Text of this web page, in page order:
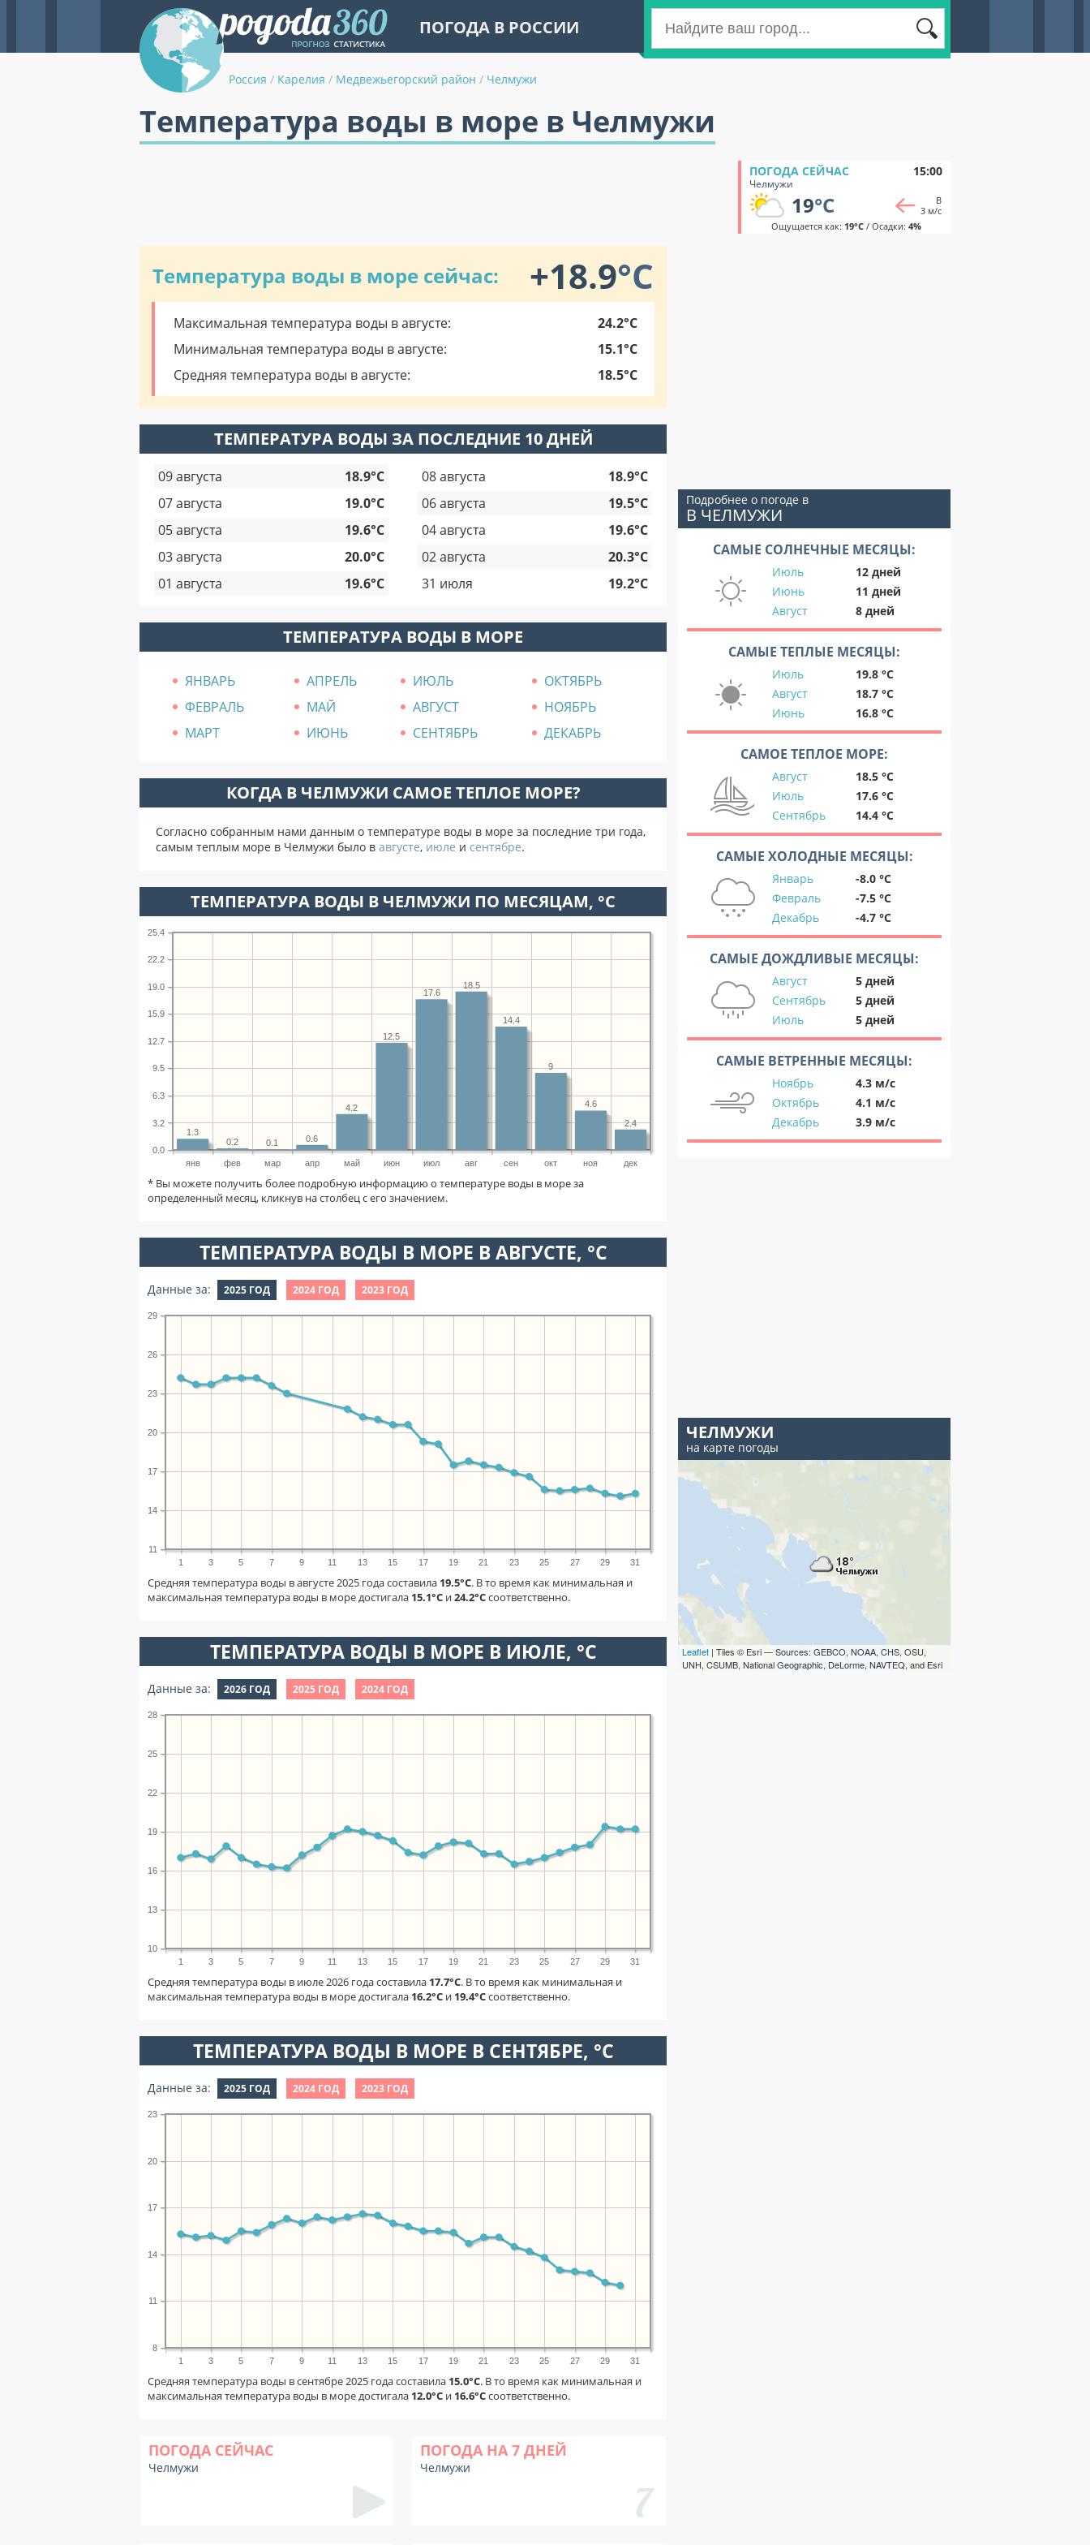
ПОГОДА В РОССИИ
Россия / Карелия / Медвежьегорский район / Челмужи
Температура воды в море в Челмужи
ПОГОДА СЕЙЧАС 15:00
Челмужи
19°C
В
3 м/с
Ощущается как: 19°C/ Осадки: 4%
Температура воды в море сейчас: +18.9°C
Максимальная температура воды в августе:
24.2°C
Минимальная температура воды в августе:
15.1°C
Средняя температура воды в августе:
18.5°C
ТЕМПЕРАТУРА ВОДЫ ЗА ПОСЛЕДНИЕ 10 ДНЕЙ
09 августа 18.9°C 08 августа
18.9°C
07 августа
19.0°C 06 августа
19.5°C
05 августа
19.6°C 04 августа
19.6°C
03 августа
20.0°C 02 августа
20.3°C
01 августа
19.6°C 31 июля 19.2°C
ТЕМПЕРАТУРА ВОДЫ В МОРЕ
ЯНВАРЬ АПРЕЛЬ ИЮЛЬ
ОКТЯБРЬ
ФЕВРАЛЬ
МАЙ АВГУСТ
НОЯБРЬ
МАРТ
ИЮНЬ СЕНТЯБРЬ ДЕКАБРЬ
КОГДА В ЧЕЛМУЖИ САМОЕ ТЕПЛОЕ МОРЕ?
Согласно собранным нами данным о температуре воды в море за последние три года,
самым теплым море в Челмужи было в августе, июле и сентябре.
ТЕМПЕРАТУРА ВОДЫ В ЧЕЛМУЖИ ПО МЕСЯЦАМ, °C
янв фев мар апр май июн июл авг сен окт ноя дек
0.0
3.2
6.3
9.5
12.7
15.9
19.0
22.2
25.4
2.4
4.6
9
14.4
18.5
17.6
12.5
4.2
0.6
0.1
0.2
1.3
* Вы можете получить более подробную информацию о температуре воды в море за
определенный месяц, кликнув на столбец с его значением.
ТЕМПЕРАТУРА ВОДЫ В МОРЕ В АВГУСТЕ, °C
Данные за: 2025 ГОД 2024 ГОД 2023 ГОД
1 3 5 7 9 11 13 15 17 19 21 23 25 27 29 31
11
14
17
20
23
26
29
Средняя температура воды в августе 2025 года составила 19.5°C. В то время как минимальная и
максимальная температура воды в море достигала 15.1°C и24.2°Cсоответственно.
ТЕМПЕРАТУРА ВОДЫ В МОРЕ В ИЮЛЕ, °C
Данные за: 2026 ГОД 2025 ГОД 2024 ГОД
1 3 5 7 9 11 13 15 17 19 21 23 25 27 29 31
10
13
16
19
22
25
28
Средняя температура воды в июле 2026 года составила 17.7°C. В то время как минимальная и
максимальная температура воды в море достигала 16.2°C и 19.4°Cсоответственно.
ТЕМПЕРАТУРА ВОДЫ В МОРЕ В СЕНТЯБРЕ, °C
Данные за: 2025 ГОД 2024 ГОД 2023 ГОД
1 3 5 7 9 11 13 15 17 19 21 23 25 27 29 31
8
11
14
17
20
23
Средняя температура воды в сентябре 2025 года составила 15.0°C. В то время как минимальная и
максимальная температура воды в море достигала 12.0°C и 16.6°Cсоответственно.
ПОГОДА СЕЙЧАС
Челмужи
ПОГОДА НА 7 ДНЕЙ
Челмужи
Подробнее о погоде в
В ЧЕЛМУЖИ
САМЫЕ СОЛНЕЧНЫЕ МЕСЯЦЫ:
Июль
12 дней
Июнь
11 дней
Август
8 дней
САМЫЕ ТЕПЛЫЕ МЕСЯЦЫ:
Июль
19.8 °C
Август
18.7 °C
Июнь
16.8 °C
САМОЕ ТЕПЛОЕ МОРЕ:
Август
18.5 °C
Июль
17.6 °C
Сентябрь
14.4 °C
САМЫЕ ХОЛОДНЫЕ МЕСЯЦЫ:
Январь
-8.0 °C
Февраль
-7.5 °C
Декабрь
-4.7 °C
САМЫЕ ДОЖДЛИВЫЕ МЕСЯЦЫ:
Август
5 дней
Сентябрь
5 дней
Июль
5 дней
САМЫЕ ВЕТРЕННЫЕ МЕСЯЦЫ:
Ноябрь
4.3 м/с
Октябрь
4.1 м/с
Декабрь
3.9 м/с
ЧЕЛМУЖИ
на карте погоды
Leaflet | Tiles © Esri — Sources: GEBCO, NOAA, CHS, OSU,
UNH, CSUMB, National Geographic, DeLorme, NAVTEQ, and Esri